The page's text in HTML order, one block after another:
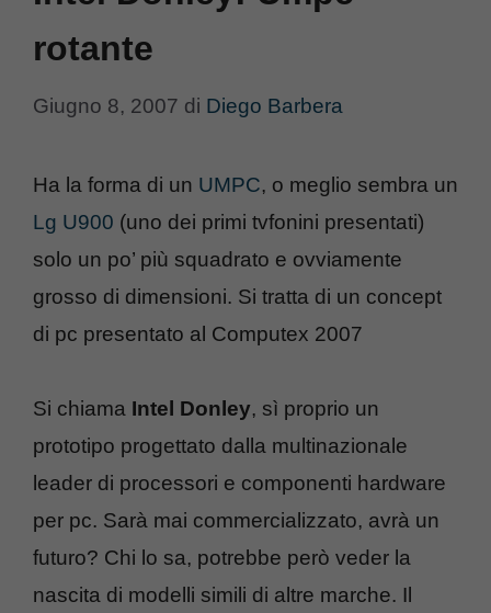
rotante
Giugno 8, 2007 di Diego Barbera
Ha la forma di un UMPC, o meglio sembra un
Lg U900 (uno dei primi tvfonini presentati)
solo un po’ più squadrato e ovviamente
grosso di dimensioni. Si tratta di un concept
di pc presentato al Computex 2007
Si chiama Intel Donley, sì proprio un
prototipo progettato dalla multinazionale
leader di processori e componenti hardware
per pc. Sarà mai commercializzato, avrà un
futuro? Chi lo sa, potrebbe però veder la
nascita di modelli simili di altre marche. Il